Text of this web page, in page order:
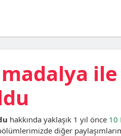
ile
hakkında yaklaşık 1 yıl önce 10
diğer